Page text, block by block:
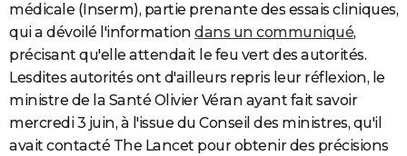
médicale (Inserm), partie prenante des essais cliniques,
qui a dévoilé l'information dans un communiqué,
précisant qu'elle attendait le feu vert des autorités.
Lesdites autorités ont d'ailleurs repris leur réflexion, le
ministre de la Santé Olivier Véran ayant fait savoir
mercredi 3 juin, à l'issue du Conseil des ministres, qu'il
avait contacté The Lancet pour obtenir des précisions